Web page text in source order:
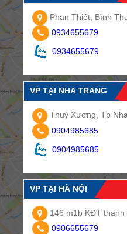
Phan Thiết, Bình
0934655679
0934655679
VP TẠI NHA TRANG
Thuỳ Xương, Tp
0904985685
0904985685
VP TẠI HÀ NỘI
146 m1b KĐT
0906655679